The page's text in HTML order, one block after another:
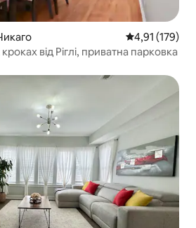
Середня
4,91 (179)
від Ріглі, приватна парковка